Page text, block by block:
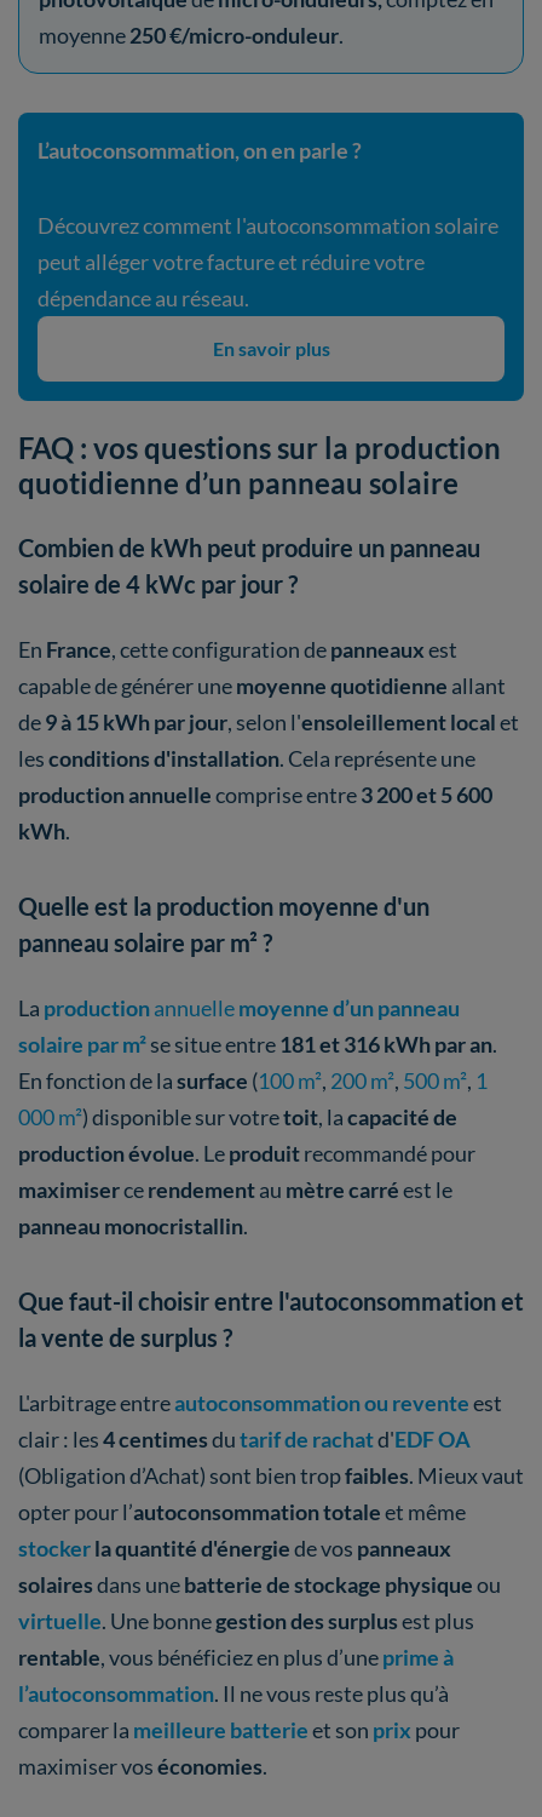
moyenne250 €/micro-onduleur.
L’autoconsommation, on en parle ?
Découvrez comment l'autoconsommation solaire
peut alléger votre facture et réduire votre
dépendance au réseau.
En savoir plus
FAQ : vos questions sur la production
quotidienne d’un panneau solaire
Combien de kWh peut produire un panneau
solaire de 4 kWc par jour ?
En France, cette configuration depanneauxest
capable de générer unemoyenne quotidienne allant
de9 à 15 kWh par jour, selon l'ensoleillement localet
lesconditions d'installation. Cela représente une
production annuellecomprise entre3 200 et 5 600
kWh.
Quelle est la production moyenne d'un
panneau solaire par m² ?
La productionannuellemoyenne d’un panneau
solaire par m²se situe entre181 et 316 kWh par an.
En fonction de lasurface (100 m², 200 m², 500 m², 1
000 m²) disponible sur votretoit, lacapacité de
production évolue. Leproduitrecommandé pour
maximisercerendementau mètre carréest le
panneau monocristallin.
Que faut-il choisir entre l'autoconsommation et
la vente de surplus ?
L'arbitrage entreautoconsommation ou reventeest
clair : les4 centimesdutarif de rachatd'EDF OA
(Obligation d’Achat) sont bien tropfaibles. Mieux vaut
opter pour l’autoconsommation totaleet même
stockerlaquantitéd'énergiede vos panneaux
solairesdans unebatterie de stockage physiqueou
virtuelle. Une bonnegestion des surplusest plus
rentable, vous bénéficiez en plus d’uneprime à
l’autoconsommation. Il ne vous reste plus qu’à
comparer la meilleure batterieet son prix pour
maximiser voséconomies.